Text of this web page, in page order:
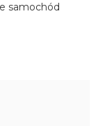
samochód